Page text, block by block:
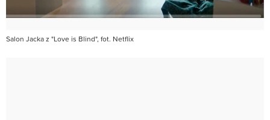
Salon Jacka z "Love is Blind", fot. Netflix